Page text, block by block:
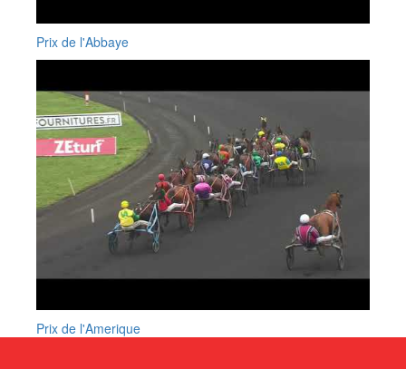
Prix de l'Abbaye
Prix de l'Amerique